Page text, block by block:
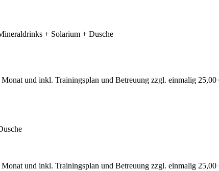
+ Solarium + Dusche
und inkl. Trainingsplan und Betreuung zzgl. einmalig 25,00
und inkl. Trainingsplan und Betreuung zzgl. einmalig 25,00